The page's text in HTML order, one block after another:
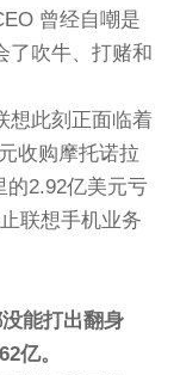
曾经自嘲是
吹牛、打赌和
想此刻正面临着
收购摩托诺拉
的2.92亿美元亏
联想手机业务
能打出翻身
亿。